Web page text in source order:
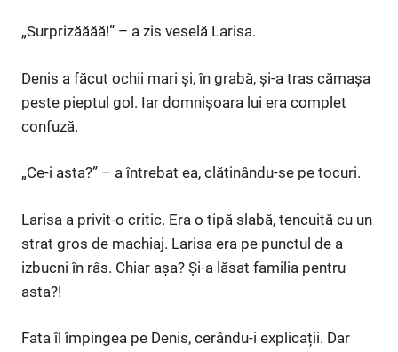
„Surprizăăăă!” – a zis veselă Larisa.
Denis a făcut ochii mari și, în grabă, și-a tras cămașa
peste pieptul gol. Iar domnișoara lui era complet
confuză.
„Ce-i asta?” – a întrebat ea, clătinându-se pe tocuri.
Larisa a privit-o critic. Era o tipă slabă, tencuită cu un
strat gros de machiaj. Larisa era pe punctul de a
izbucni în râs. Chiar așa? Și-a lăsat familia pentru
asta?!
Fata îl împingea pe Denis, cerându-i explicații. Dar